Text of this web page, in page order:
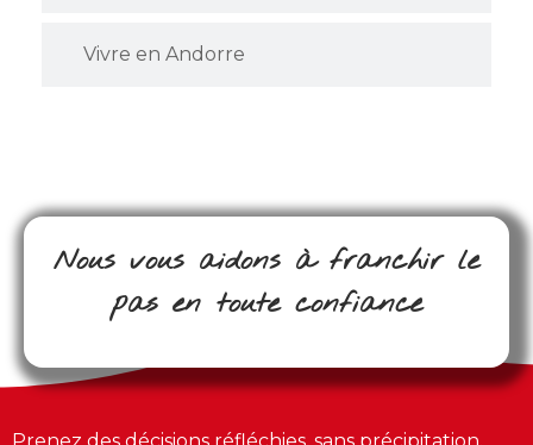
Vivre en Andorre
Nous vous aidons à franchir le
pas en toute confiance
Prenez des décisions réfléchies, sans précipitation.